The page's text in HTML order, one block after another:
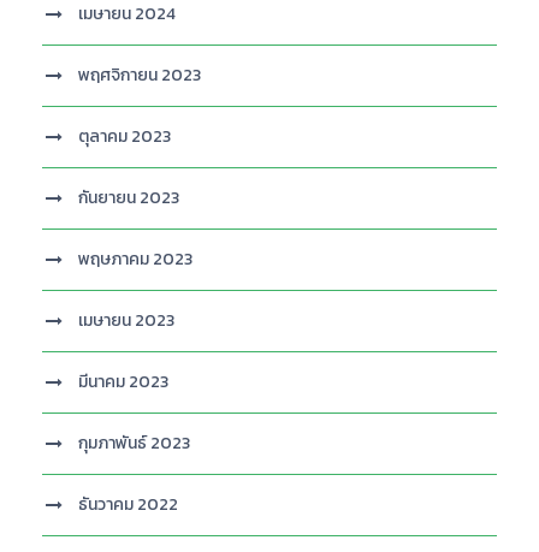
เมษายน 2024
พฤศจิกายน 2023
ตุลาคม 2023
กันยายน 2023
พฤษภาคม 2023
เมษายน 2023
มีนาคม 2023
กุมภาพันธ์ 2023
ธันวาคม 2022